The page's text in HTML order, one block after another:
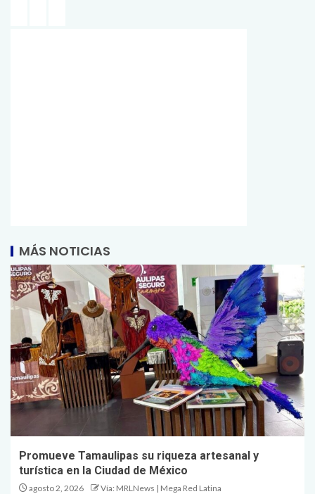
MÁS NOTICIAS
Promueve Tamaulipas su riqueza artesanal y
turística en la Ciudad de México
agosto 2, 2026 Vía: MRLNews | Mega Red Latina